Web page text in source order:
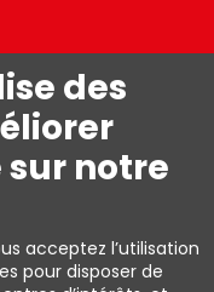
des
notre
acceptez l’utilisation
pour disposer de